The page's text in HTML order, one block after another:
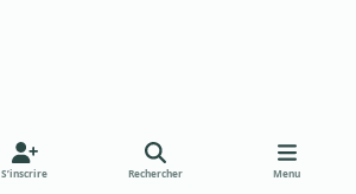
S’inscrire Rechercher Menu